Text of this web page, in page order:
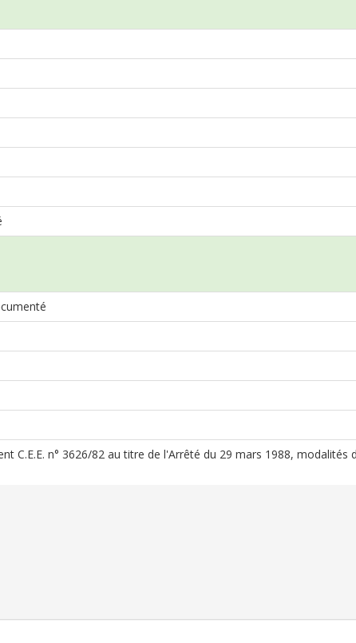
C.E.E. n° 3626/82 au titre de l'Arrêté du 29 mars 1988, modalités